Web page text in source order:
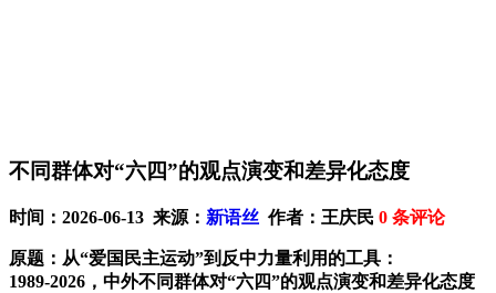
不同群体对“六四”的观点演变和差异化态度
时间：2026-06-13 来源： 新语丝 作者：王庆民 0 条评论
原题：从“爱国民主运动”到反中力量利用的工具：
1989-2026，中外不同群体对“六四”的观点演变和差异化态度